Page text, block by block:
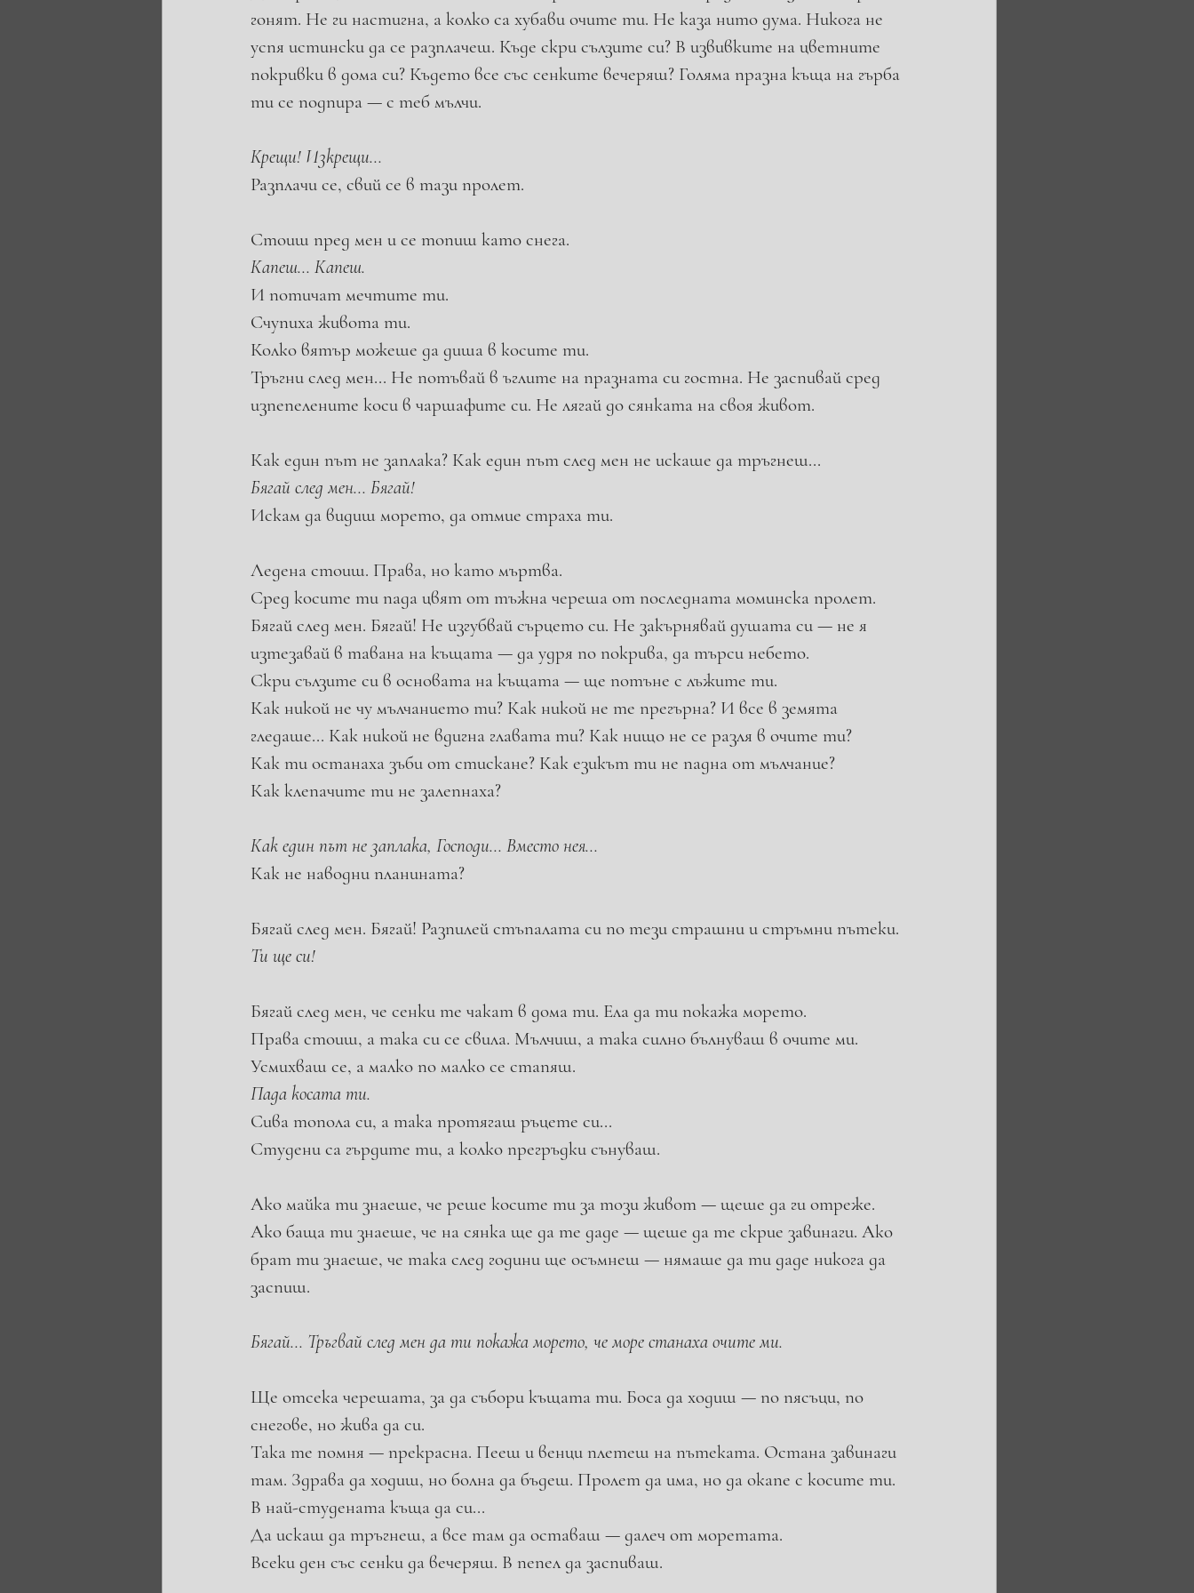
гонят. Не ги настигна, а колко са хуба­ви очите ти. Не каза нито дума. Никога не
успя истински да се разплачеш. Къде скри сълзите си? В извивките на цветните
покривки в дома си? Където все със сенките вечеряш? Голяма празна къща на гърба
ти се подпира — с теб мълчи.
Крещи! Изкрещи...
Разплачи се, свий се в тази пролет.
Стоиш пред мен и се топиш като снега.
Капеш... Капеш.
И потичат мечтите ти.
Счупиха живота ти.
Колко вятър мо­жеше да диша в косите ти.
Тръгни след мен... Не потъвай в ъг­лите на празната си гостна. Не заспивай сред
изпепелените коси в чаршафите си. Не лягай до сянката на своя живот.
Как един път не заплака? Как един път след мен не искаше да тръгнеш...
Бягай след мен... Бягай!
Искам да видиш морето, да отмие страха ти.
Ледена стоиш. Права, но като мъртва.
Сред косите ти пада цвят от тъжна череша от последната моминска пролет.
Бягай след мен. Бягай! Не изгубвай сърцето си. Не закърня­вай душата си — не я
изтезавай в тавана на къщата — да удря по покрива, да търси небето.
Скри сълзите си в основата на къщата — ще потъне с лъжите ти.
Как никой не чу мълчанието ти? Как никой не те прегърна? И все в земята
гледаше... Как никой не вдигна главата ти? Как нищо не се разля в очите ти?
Как ти останаха зъби от стискане? Как езикът ти не падна от мълчание?
Как клепачите ти не залепнаха?
Как един път не заплака, Господи... Вместо нея...
Как не наводни планината?
Бягай след мен. Бягай! Разпилей стъпалата си по тези страш­ни и стръмни пътеки.
Ти ще си!
Бягай след мен, че сенки те чакат в дома ти. Ела да ти пока­жа морето.
Права стоиш, а така си се свила. Мълчиш, а така силно бъл­нуваш в очите ми.
Усмихваш се, а малко по малко се стапяш.
Пада косата ти.
Сива топола си, а така протягаш ръцете си...
Студени са гър­дите ти, а колко прегръдки сънуваш.
Ако майка ти знаеше, че реше косите ти за този живот — щеше да ги отреже.
Ако баща ти знаеше, че на сянка ще да те даде — щеше да те скрие завинаги. Ако
брат ти знаеше, че така след години ще осъмнеш — нямаше да ти даде никога да
заспиш.
Бягай... Тръгвай след мен да ти покажа морето, че море станаха очите ми.
Ще отсека черешата, за да събори къщата ти. Боса да ходиш — по пясъци, по
снегове, но жива да си.
Така те помня — пре­красна. Пееш и венци плетеш на пътеката. Остана завинаги
там. Здрава да ходиш, но болна да бъдеш. Пролет да има, но да окапе с косите ти.
В най-студената къща да си...
Да искаш да тръгнеш, а все там да оставаш — далеч от моретата.
Всеки ден със сенки да вечеряш. В пепел да заспиваш.